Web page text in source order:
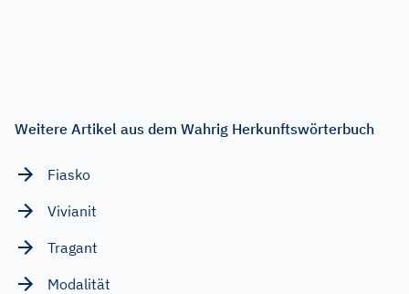
Weitere Artikel aus dem Wahrig Herkunftswörterbuch
Fiasko
Vivianit
Tragant
Modalität